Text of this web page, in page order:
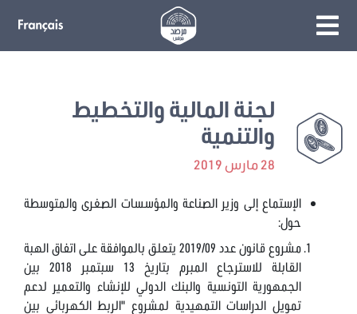
لجنة المالية والتخطيط
والتنمية
28 مارس 2019
الإستماع إلى وزير الصناعة والمؤسسات الصغرى والمتوسطة
حول:
مشروع قانون عدد 2019/09 يتعلق بالموافقة على اتفاق الهبة
القابلة للاسترجاع المبرم بتاريخ 13 سبتمبر 2018 بين
الجمهورية التونسية والبنك الدولي للإنشاء والتعمير لدعم
تمويل الدراسات التمهيدية لمشروع "الربط الكهربائي بين